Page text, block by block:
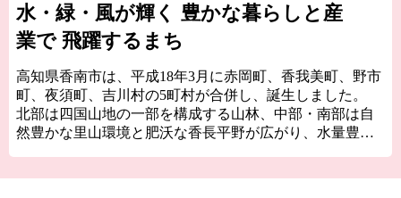
水・緑・風が輝く 豊かな暮らしと産
業で 飛躍するまち
高知県香南市は、平成18年3月に赤岡町、香我美町、野市
町、夜須町、吉川村の5町村が合併し、誕生しました。
北部は四国山地の一部を構成する山林、中部・南部は自
然豊かな里山環境と肥沃な香長平野が広がり、水量豊か